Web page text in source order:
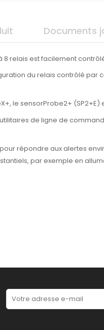
Documents
relais est facilement
du relais contrôlé
le sensorProbe2+ (SP2+E)
de ligne de
répondre aux alertes
par exemple en